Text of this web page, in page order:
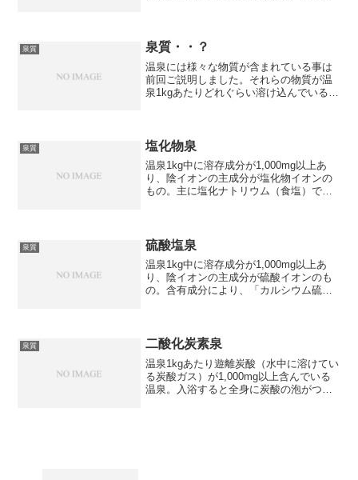
十肩、運動麻痺、...
泉質 泉質・・？
温泉には様々な物質が含まれている事は
前回ご説明しました。それらの物質が温
泉1kgあたりどれぐらい溶け込んでいるか
人からしたら小難しい...
泉質 塩化物泉
温泉1kg中に溶存成分が1,000mg以上あ
り、陰イオンの主成分が塩化物イオンの
もの。主に塩化ナトリウム（食塩）で温
痺、関節のこわばり、...
泉質 硫酸塩泉
温泉1kg中に溶存成分が1,000mg以上あ
り、陰イオンの主成分が硫酸イオンのも
の。含有成分により、「カルシウム硫酸
運動麻痺、関節...
泉質 二酸化炭素泉
温泉1kgあたり遊離炭酸（水中に溶けてい
る炭酸ガス）が1,000mg以上含んでいる
温泉。入浴すると全身に炭酸の泡がつく